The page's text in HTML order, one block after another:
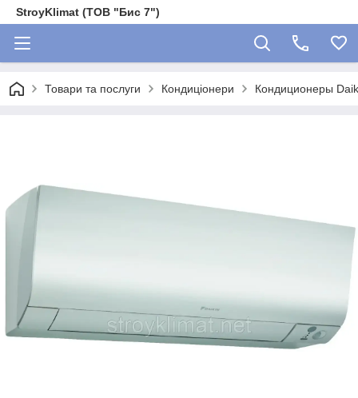
StroyKlimat (ТОВ "Бис 7")
Товари та послуги Кондиціонери Кондиционеры